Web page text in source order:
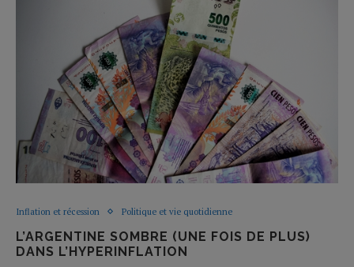
Inflation et récession Politique et vie quotidienne
L’ARGENTINE SOMBRE (UNE FOIS DE PLUS)
DANS L’HYPERINFLATION